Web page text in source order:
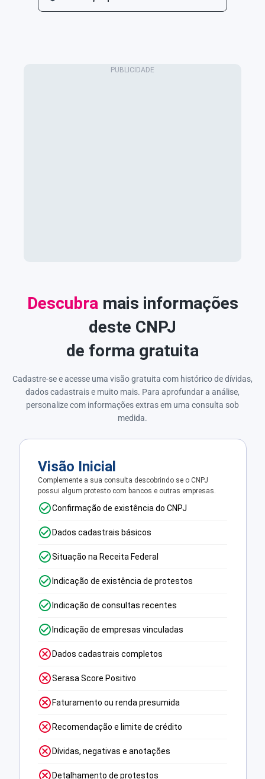
Descubramais informações
deste CNPJ
de forma gratuita
Cadastre-se e acesse uma visão gratuita com histórico de dívidas,
dados cadastrais e muito mais. Para aprofundar a análise,
personalize com informações extras em uma consulta sob
medida.
Visão Inicial
Complemente a sua consulta descobrindo se o CNPJ
possui algum protesto com bancos e outras empresas.
Confirmação de existência do CNPJ
Dados cadastrais básicos
Situação na Receita Federal
Indicação de existência de protestos
Indicação de consultas recentes
Indicação de empresas vinculadas
Dados cadastrais completos
Serasa Score Positivo
Faturamento ou renda presumida
Recomendação e limite de crédito
Dívidas, negativas e anotações
Detalhamento de protestos